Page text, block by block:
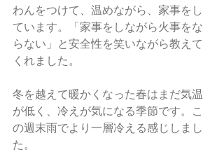
わんをつけて、温めながら、家事をし
ています。「家事をしながら火事をな
らない」と安全性を笑いながら教えて
くれました。
冬を越えて暖かくなった春はまだ気温
が低く、冷えが気になる季節です。こ
の週末雨でより一層冷える感じしまし
た。